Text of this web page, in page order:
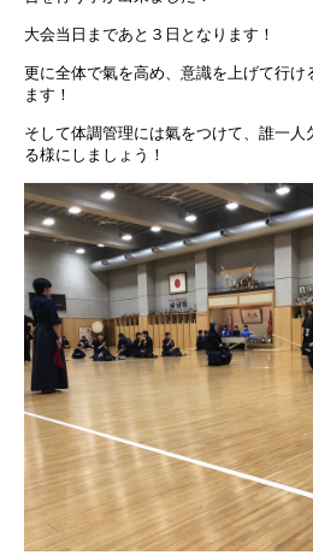
大会当日まであと３日となります！
更に全体で氣を高め、意識を上げて行け
ます！
そして体調管理には氣をつけて、誰一
る様にしましょう！